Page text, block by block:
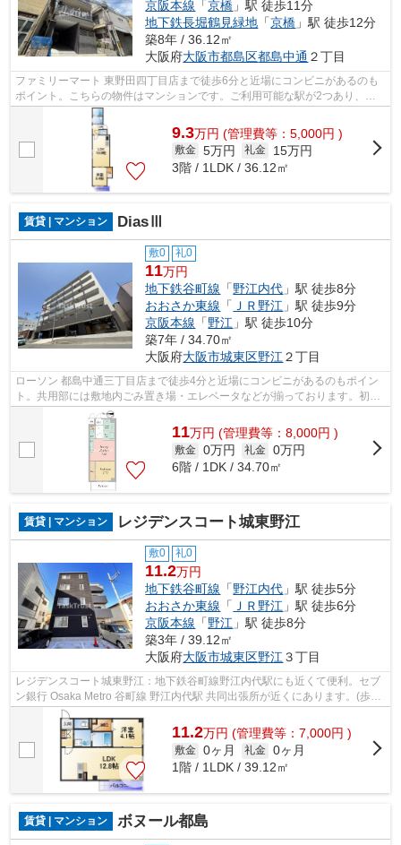
京阪本線 「京橋 」駅 徒歩11分
地下鉄長堀鶴見緑地 「京橋 」駅 徒歩12分
築8年 / 36.12㎡
大阪府大阪市都島区都島中通 ２丁目
ファミリーマート 東野田四丁目店まで徒歩6分と近場にコンビニがあるのも
ポイント。こちらの物件はマンションです。ご利用可能な駅が2つあり、行
き先に応じて乗車駅の使い分けができま...
9.3万円 (管理費等：5,000円 )
敷金 5万円 礼金
15万円
3階 / 1LDK / 36.12㎡
賃貸 | マンション DiasⅢ
敷0 礼0
11万円
地下鉄谷町線 「野江内代 」駅 徒歩8分
おおさか東線 「 ＪＲ野江 」駅 徒歩9分
京阪本線 「野江 」駅 徒歩10分
築7年 / 34.70㎡
大阪府大阪市城東区野江 ２丁目
ローソン 都島中通三丁目店まで徒歩4分と近場にコンビニがあるのもポイン
ト。共用部には敷地内ごみ置き場・エレベータなどが揃っております。初期
費用のカード決済ができます。行動範...
11万円 (管理費等：8,000円 )
敷金 0万円 礼金 0万円
6階 / 1DK / 34.70㎡
賃貸 | マンション レジデンスコート城東野江
敷0 礼0
11.2万円
地下鉄谷町線 「野江内代 」駅 徒歩5分
おおさか東線 「 ＪＲ野江 」駅 徒歩6分
京阪本線 「野江 」駅 徒歩8分
築3年 / 39.12㎡
大阪府大阪市城東区野江 ３丁目
レジデンスコート城東野江：地下鉄谷町線野江内代駅にも近くて便利。セブ
ン銀行 Osaka Metro 谷町線 野江内代駅 共同出張所が近くにあります。(歩い
て徒歩6分)。内装もきれいな一押し...
11.2万円 (管理費等：7,000円 )
敷金 0ヶ月 礼金 0ヶ月
1階 / 1LDK / 39.12㎡
賃貸 | マンション ボヌール都島